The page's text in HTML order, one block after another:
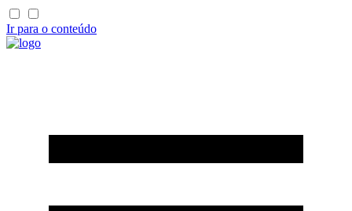
Ir para o conteúdo